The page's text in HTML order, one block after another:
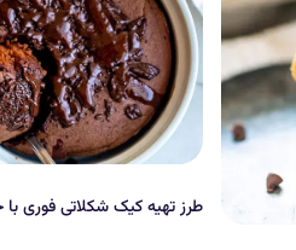
طرز تهیه کیک شکلاتی فوری